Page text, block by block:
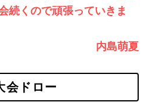
続くので頑張っていきま
内島萌夏
会ドロー